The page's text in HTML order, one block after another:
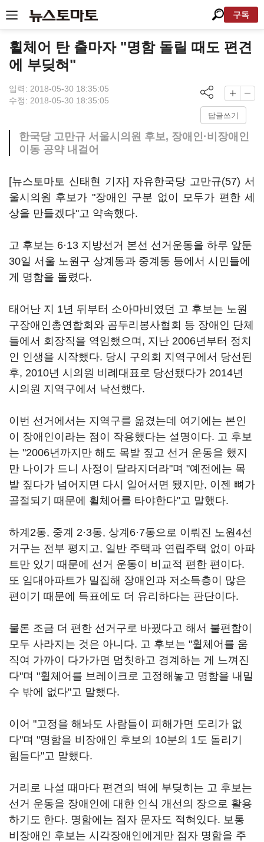
구독
휠체어 탄 출마자 "명함 돌릴 때도 편견
에 부딪혀"
입력: 2018-05-30 18:35:05
수정: 2018-05-30 18:35:05
답글쓰기
한국당 고만규 서울시의원 후보, 장애인·비장애인
이동 공약 내걸어
[뉴스토마토 신태현 기자] 자유한국당 고만규(57) 서
울시의원 후보가 "장애인 구분 없이 모두가 편한 세
상을 만들겠다"고 약속했다.
고 후보는 6·13 지방선거 본선 선거운동을 하루 앞둔
30일 서울 노원구 상계동과 중계동 등에서 시민들에
게 명함을 돌렸다.
태어난 지 1년 뒤부터 소아마비였던 고 후보는 노원
구장애인총연합회와 곰두리봉사협회 등 장애인 단체
들에서 회장직을 역임했으며, 지난 2006년부터 정치
인 인생을 시작했다. 당시 구의회 지역구에서 당선된
후, 2010년 시의원 비례대표로 당선됐다가 2014년
시의원 지역구에서 낙선했다.
이번 선거에서는 지역구를 옮겼는데 여기에는 본인
이 장애인이라는 점이 작용했다는 설명이다. 고 후보
는 "2006년까지만 해도 목발 짚고 선거 운동을 했지
만 나이가 드니 사정이 달라지더라"며 "예전에는 목
발 짚다가 넘어지면 다시 일어서면 됐지만, 이젠 뼈가
골절되기 때문에 휠체어를 타야한다"고 말했다.
하계2동, 중계 2·3동, 상계6·7동으로 이뤄진 노원4선
거구는 전부 평지고, 일반 주택과 연립주택 없이 아파
트만 있기 때문에 선거 운동이 비교적 편한 편이다.
또 임대아파트가 밀집해 장애인과 저소득층이 많은
편이기 때문에 득표에도 더 유리하다는 판단이다.
물론 조금 더 편한 선거구로 바꿨다고 해서 불편함이
모두 사라지는 것은 아니다. 고 후보는 "휠체어를 움
직여 가까이 다가가면 멈칫하고 경계하는 게 느껴진
다"며 "휠체어를 브레이크로 고정해놓고 명함을 내밀
수 밖에 없다"고 말했다.
이어 "고정을 해놔도 사람들이 피해가면 도리가 없
다"며 "명함을 비장애인 후보의 10분의 1도 돌리기
힘들다"고 말했다.
거리로 나설 때마다 편견의 벽에 부딪히는 고 후보는
선거 운동을 장애인에 대한 인식 개선의 장으로 활용
하기도 한다. 명함에는 점자 문자도 적혀있다. 보통
비장애인 후보는 시각장애인에게만 점자 명함을 주